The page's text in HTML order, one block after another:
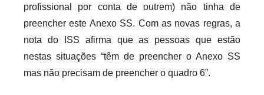
profissional por conta de outrem) não tinha de
preencher este Anexo SS. Com as novas regras, a
nota do ISS afirma que as pessoas que estão
nestas situações “têm de preencher o Anexo SS
mas não precisam de preencher o quadro 6”.